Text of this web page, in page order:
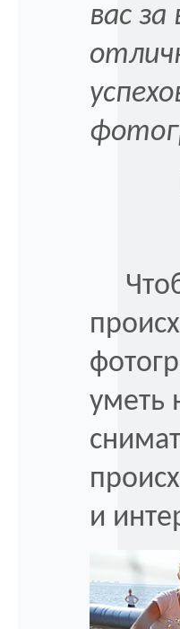
вас
уметь
и